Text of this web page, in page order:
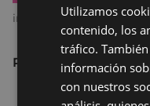
imagen Pleno
Pleno ordinario
Toma de
Utilizamos
contenido, los
tráfico.
información
con nuestros